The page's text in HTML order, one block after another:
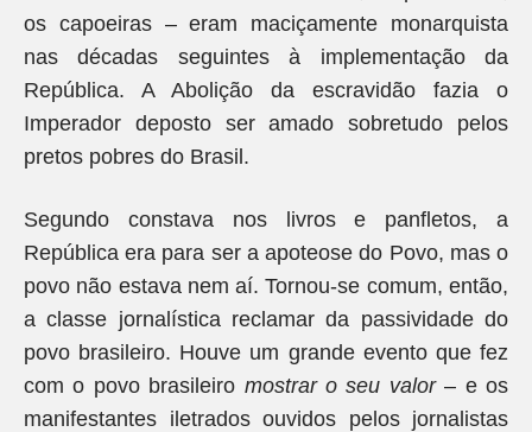
os capoeiras – eram maciçamente monarquista
nas décadas seguintes à implementação da
República. A Abolição da escravidão fazia o
Imperador deposto ser amado sobretudo pelos
pretos pobres do Brasil.
Segundo constava nos livros e panfletos, a
República era para ser a apoteose do Povo, mas o
povo não estava nem aí. Tornou-se comum, então,
a classe jornalística reclamar da passividade do
povo brasileiro. Houve um grande evento que fez
com o povo brasileiro mostrar o seu valor– e os
manifestantes iletrados ouvidos pelos jornalistas